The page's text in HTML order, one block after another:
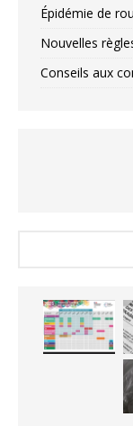
Épidémie de
Nouvelles
Conseils aux